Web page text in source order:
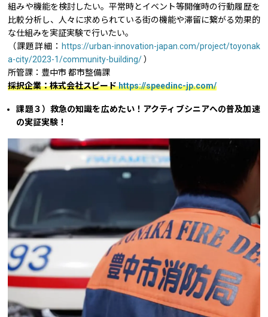
組みや機能を検討したい。平常時とイベント等開催時の行動履歴を
比較分析し、人々に求められている街の機能や滞留に繋がる効果的
な仕組みを実証実験で行いたい。
（課題詳細： https://urban-innovation-japan.com/project/toyonak
a-city/2023-1/community-building/ ）
所管課：豊中市 都市整備課
採択企業：株式会社スピードhttps://speedinc-jp.com/
課題３）救急の知識を広めたい！アクティブシニアへの普及加速
の実証実験！